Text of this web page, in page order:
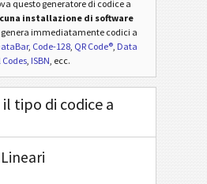
questo generatore di codice a
installazione di software
genera immediatamente codici a
, Code-128, QR Code®, Data
Codes, ISBN, ecc.
il tipo di codice a